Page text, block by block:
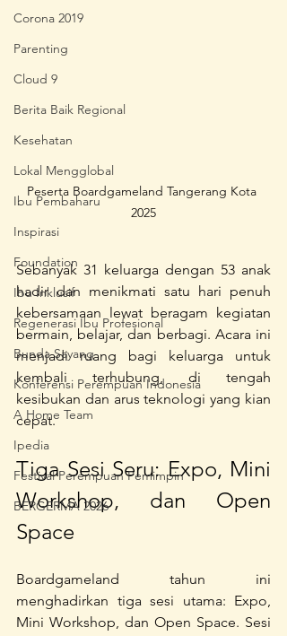
Corona 2019
Parenting
Cloud 9
Berita Baik Regional
Kesehatan
Lokal Mengglobal
Ibu Pembaharu
Inspirasi
Foundation
Ibu Inklusif
Regenerasi Ibu Profesional
Bunda Sayang
Konferensi Perempuan Indonesia
A Home Team
Ipedia
Festival Perempuan Pemimpin
BERGERMA 2026
Peserta Boardgameland Tangerang Kota
2025
Sebanyak 31 keluarga dengan 53 anak
hadir dan menikmati satu hari penuh
kebersamaan lewat beragam kegiatan
bermain, belajar, dan berbagi. Acara ini
menjadi ruang bagi keluarga untuk
kembali terhubung, di tengah
kesibukan dan arus teknologi yang kian
cepat.
Tiga Sesi Seru: Expo, Mini
Workshop, dan Open
Space
Boardgameland tahun ini
menghadirkan tiga sesi utama: Expo,
Mini Workshop, dan Open Space. Sesi